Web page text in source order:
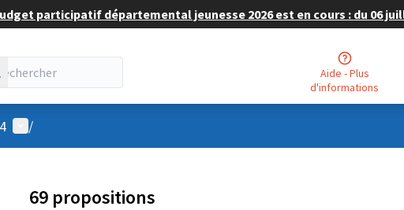
participatif départemental jeunesse 2026 est en cours : du 06
Aide - Plus
d'informations
Menu utilisateur
/
69 propositions